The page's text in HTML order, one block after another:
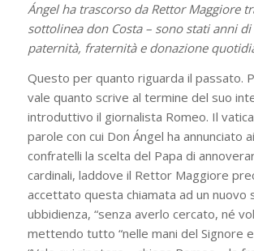
Ángel ha trascorso da Rettor Maggiore
sottolinea don Costa – sono stati anni di
paternità, fraternità e donazione
Questo per quanto riguarda il passato.
vale quanto scrive al termine del suo
introduttivo il giornalista Romeo. Il
parole con cui Don Ángel ha annunciato
confratelli la scelta del Papa di
cardinali, laddove il Rettor Maggiore
accettato questa chiamata ad un nuovo
ubbidienza, “senza averlo cercato, né
mettendo tutto “nelle mani del Signore